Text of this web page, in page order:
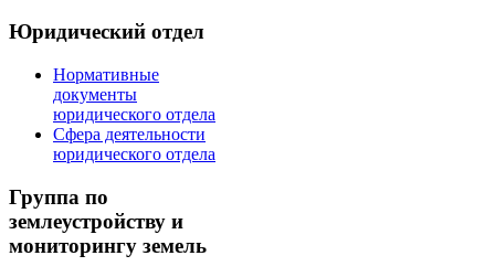
Юридический отдел
Нормативные
документы
юридического отдела
Сфера деятельности
юридического отдела
Группа по
землеустройству и
мониторингу земель